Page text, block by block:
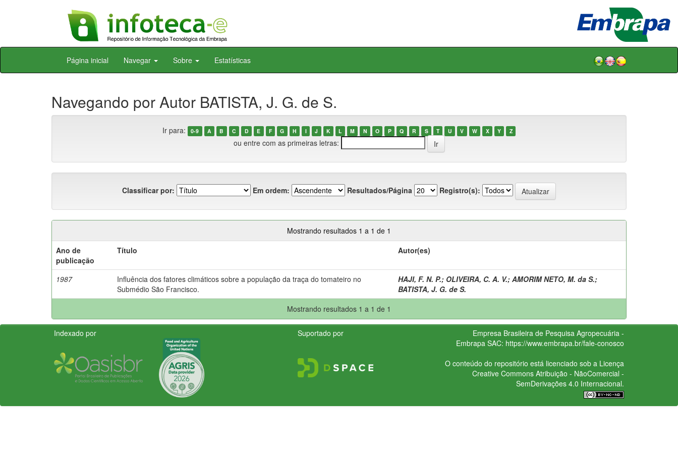
Skip
Página inicial Navegar Sobre Estatísticas
Navegando por Autor BATISTA, J. G. de S.
Ir para: 0-9 A B C D E F G H I J K L M N O P Q R S T U V W X Y Z
ou entre com as primeiras letras:
Classificar por: Em ordem: Resultados/Página Registro(s):
Mostrando resultados 1 a 1 de 1
Ano de
publicação
Título Autor(es)
1987
Influência dos fatores climáticos sobre a população da traça do tomateiro no
Submédio São Francisco.
HAJI, F. N. P.; OLIVEIRA, C. A. V.; AMORIM NETO, M. da S.;
BATISTA, J. G. de S.
Mostrando resultados 1 a 1 de 1
Indexado por Suportado por
Empresa Brasileira de Pesquisa Agropecuária -
Embrapa SAC: https://www.embrapa.br/fale-conosco
O conteúdo do repositório está licenciado sob a Licença
Creative CommonsAtribuição - NãoComercial -
SemDerivações 4.0 Internacional.